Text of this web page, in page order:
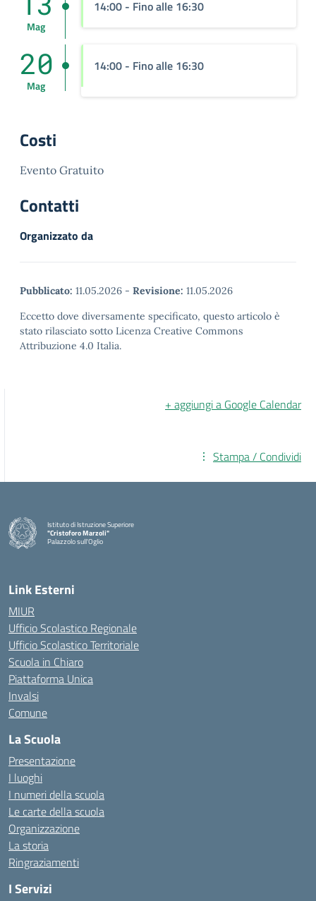
Mag
14:00 - Fino alle 16:30
20
Mag
14:00 - Fino alle 16:30
Costi
Evento Gratuito
Contatti
Organizzato da
Pubblicato: 11.05.2026 - Revisione: 11.05.2026
Eccetto dove diversamente specificato, questo articolo è
stato rilasciato sotto Licenza Creative Commons
Attribuzione 4.0 Italia.
+ aggiungi a Google Calendar
Stampa / Condividi
Istituto di Istruzione Superiore
"Cristoforo Marzoli"
Palazzolo sull'Oglio
— Visita la pagina iniziale della scuola
Link Esterni
MIUR
Ufficio Scolastico Regionale
Ufficio Scolastico Territoriale
Scuola in Chiaro
Piattaforma Unica
Invalsi
Comune
La Scuola
Presentazione
I luoghi
I numeri della scuola
Le carte della scuola
Organizzazione
La storia
Ringraziamenti
I Servizi